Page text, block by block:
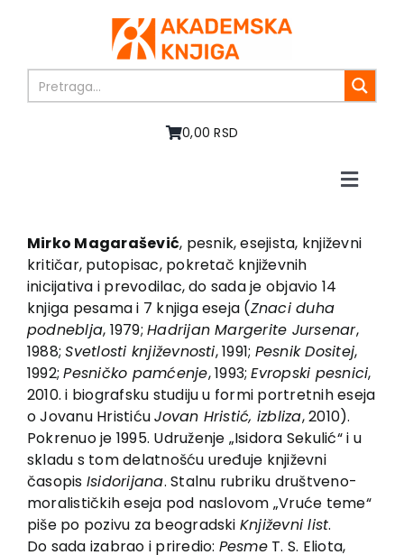
0,00 RSD
Toggle
About us
Books
In preparation
Sale
Authors
News
EU PROJECTS
Contact
Mirko Magarašević, pesnik, esejista, književni
kritičar, putopisac, pokretač književnih
inicijativa i prevodilac, do sada je objavio 14
knjiga pesama i 7 knjiga eseja (Znaci duha
podneblja, 1979;Hadrijan Margerite Jursenar,
1988;Svetlosti književnosti, 1991; Pesnik Dositej,
1992;Pesničko pamćenje, 1993;Evropski pesnici,
2010. i biografsku studiju u formi portretnih eseja
o Jovanu HristićuJovan Hristić, izbliza, 2010).
Pokrenuo je 1995. Udruženje „Isidora Sekulić“ i u
skladu s tom delatnošću uređuje književni
časopis Isidorijana. Stalnu rubriku društveno-
moralističkih eseja pod naslovom „Vruće teme“
piše po pozivu za beogradski Književni list.
Do sada izabrao i priredio: PesmeT. S. Eliota,